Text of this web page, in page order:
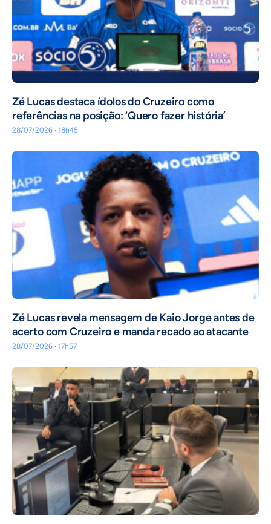
Zé Lucas destaca ídolos do Cruzeiro como
referências na posição: ‘Quero fazer história’
28/07/2026 · 18h45
Zé Lucas revela mensagem de Kaio Jorge antes de
acerto com Cruzeiro e manda recado ao atacante
28/07/2026 · 17h57